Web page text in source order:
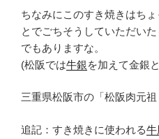
ちなみにこのすき焼きはち
とでごちそうしていただい
でもありますな。
(松阪では牛銀を加えて金銀
三重県松阪市の「松阪肉元祖
追記：すき焼きに使われる牛